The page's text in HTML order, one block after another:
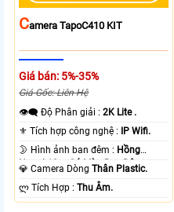
CAmera TapoC410 KIT
Giá bán: 5%-35%
Giá Gốc: Liên Hệ
👁️‍🗨 Độ Phân giải :2K Lite .
⚜️ Tích hợp công nghệ : IP Wifi.
🌛 Hình ảnh ban đêm : Hồng
Ngoại 10m Có Màu Ban Ðêm.
💎 Camera DòngThân Plastic.
️ლ Tích Hợp :Thu Âm.